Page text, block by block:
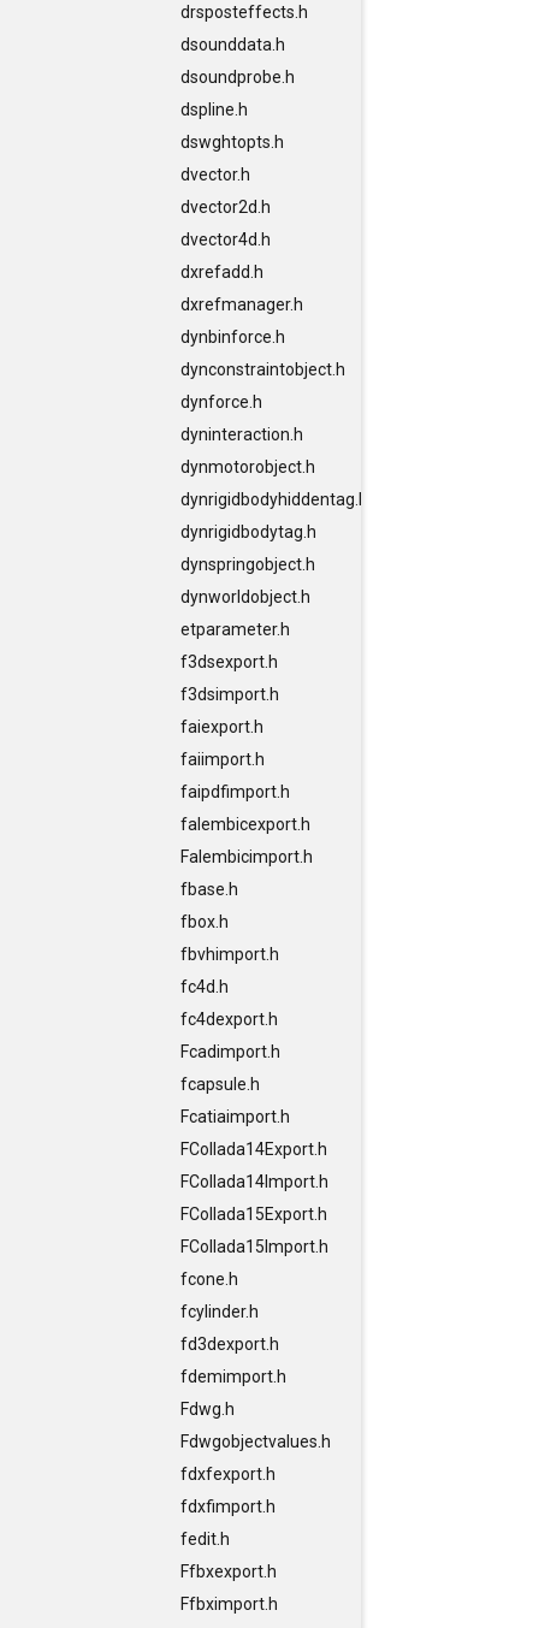
drsposteffects.h
dsounddata.h
dsoundprobe.h
dspline.h
dswghtopts.h
dvector.h
dvector2d.h
dvector4d.h
dxrefadd.h
dxrefmanager.h
dynbinforce.h
dynconstraintobject.h
dynforce.h
dyninteraction.h
dynmotorobject.h
dynrigidbodyhiddentag.h
dynrigidbodytag.h
dynspringobject.h
dynworldobject.h
etparameter.h
f3dsexport.h
f3dsimport.h
faiexport.h
faiimport.h
faipdfimport.h
falembicexport.h
Falembicimport.h
fbase.h
fbox.h
fbvhimport.h
fc4d.h
fc4dexport.h
Fcadimport.h
fcapsule.h
Fcatiaimport.h
FCollada14Export.h
FCollada14Import.h
FCollada15Export.h
FCollada15Import.h
fcone.h
fcylinder.h
fd3dexport.h
fdemimport.h
Fdwg.h
Fdwgobjectvalues.h
fdxfexport.h
fdxfimport.h
fedit.h
Ffbxexport.h
Ffbximport.h